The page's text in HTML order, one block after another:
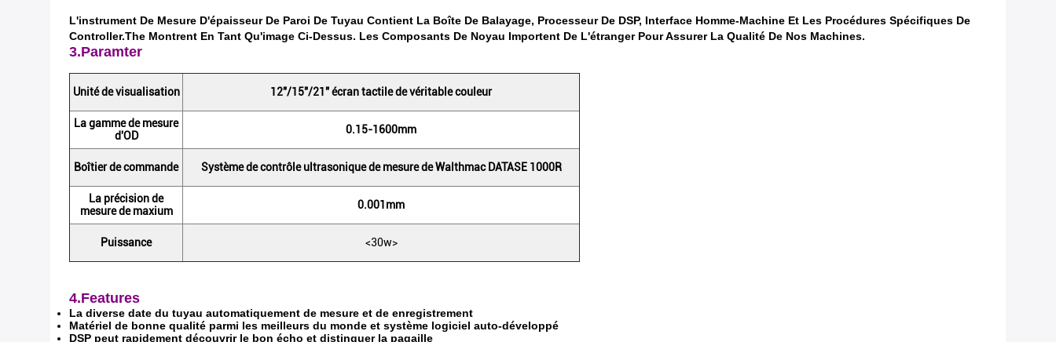
L'instrument De Mesure D'épaisseur De Paroi De Tuyau Contient La Boîte De Balayage, Processeur De DSP, Interface Homme-Machine Et Les Procédures Spécifiques De
Controller.The Montrent En Tant Qu'image Ci-Dessus. Les Composants De Noyau Importent De L'étranger Pour Assurer La Qualité De Nos Machines.
3.Paramter
Unité de visualisation 12"/15"/21" écran tactile de véritable couleur
La gamme de mesure
d'OD
0.15-1600mm
Boîtier de commande Système de contrôle ultrasonique de mesure de Walthmac DATASE 1000R
La précision de
mesure de maxium
0.001mm
Puissance <30w>
4.Features
La diverse date du tuyau automatiquement de mesure et de enregistrement
Matériel de bonne qualité parmi les meilleurs du monde et système logiciel auto-développé
DSP peut rapidement découvrir le bon écho et distinguer la pagaille